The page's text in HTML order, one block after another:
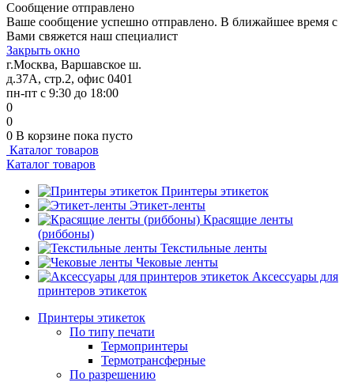
Сообщение отправлено
Ваше сообщение успешно отправлено. В ближайшее время с
Вами свяжется наш специалист
Закрыть окно
г.Москва, Варшавское ш.
д.37А, стр.2, офис 0401
пн-пт с 9:30 до 18:00
0
0
0 В корзине пока пусто
Каталог товаров
Каталог товаров
Принтеры этикеток
Этикет-ленты
Красящие ленты
(риббоны)
Текстильные ленты
Чековые ленты
Аксессуары для
принтеров этикеток
Принтеры этикеток
По типу печати
Термопринтеры
Термотрансферные
По разрешению